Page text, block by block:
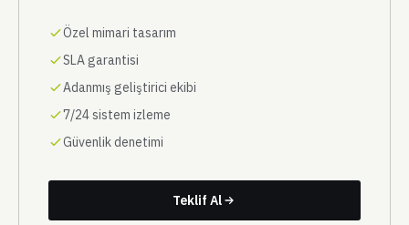
Özel mimari tasarım
SLA garantisi
Adanmış geliştirici ekibi
7/24 sistem izleme
Güvenlik denetimi
Teklif Al